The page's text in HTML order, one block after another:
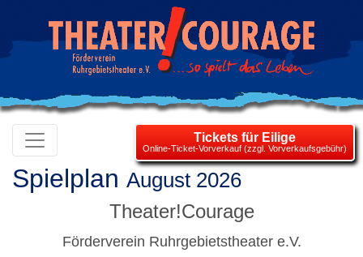
Tickets für Eilige
Online-Ticket-Vorverkauf (zzgl. Vorverkaufsgebühr)
Spielplan August 2026
Theater!Courage
Förderverein Ruhrgebietstheater e.V.